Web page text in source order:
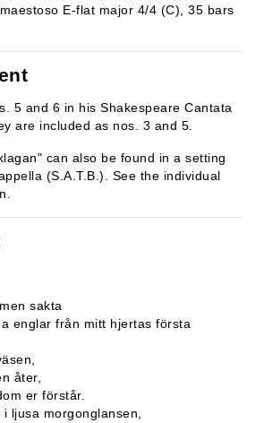
E-flat major 4/4 (C), 35 bars
5 and 6 in his Shakespeare Cantata
are included as nos. 3 and 5.
can also be found in a setting
(S.A.T.B.). See the individual
sakta
englar från mitt hjertas första
åter,
er förstår.
ljusa morgonglansen,